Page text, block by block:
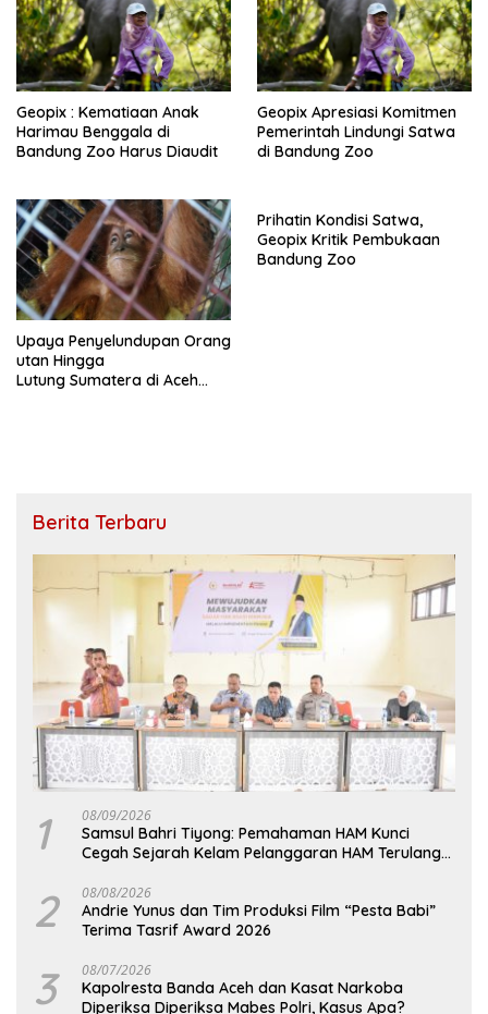
Geopix : Kematiaan Anak
Harimau Benggala di
Bandung Zoo Harus Diaudit
Geopix Apresiasi Komitmen
Pemerintah Lindungi Satwa
Upaya Penyelundupan Orang
utan Hingga
Lutung Sumatera di Aceh
Prihatin Kondisi Satwa,
Geopix Kritik Pembukaan
Bandung Zoo
Berita Terbaru
1 08/09/2026
Samsul Bahri Tiyong: Pemahaman HAM Kunci
Cegah Sejarah Kelam Pelanggaran HAM Terulang
2 08/08/2026
Andrie Yunus dan Tim Produksi Film “Pesta Babi”
Terima Tasrif Award 2026
3 08/07/2026
Kapolresta Banda Aceh dan Kasat Narkoba
Diperiksa Diperiksa Mabes Polri, Kasus Apa?